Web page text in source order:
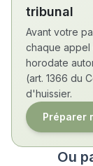
tribunal
Avant votre
chaque appel
horodate
(art. 1366 du
d'huissier.
Préparer
Ou